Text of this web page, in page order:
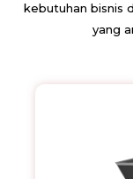
kebutuhan bisnis
yang